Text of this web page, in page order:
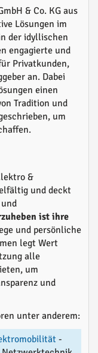
& Co. KG aus
Lösungen im
der idyllischen
engagierte und
Privatkunden,
an. Dabei
einen
Tradition und
um
&
und deckt
ist ihre
und persönliche
legt Wert
alle
um
und
unter anderem:
-